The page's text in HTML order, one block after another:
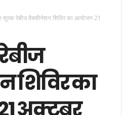
रेबीज वैक्सीनेशन शिविर का आयोजन 21
शिविर का
अक्टूबर